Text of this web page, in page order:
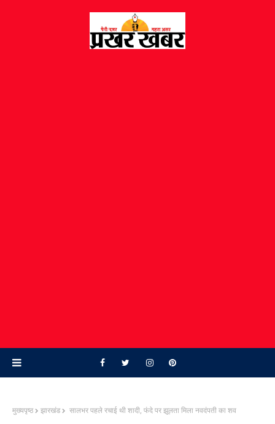
मुख्यपृष्ठ झारखंड सालभर पहले रचाई थी शादी, फंदे पर झूलता मिला नवदंपती का शव